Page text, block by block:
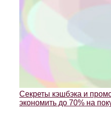
Секреты кэшбэка и
экономить до 70% на